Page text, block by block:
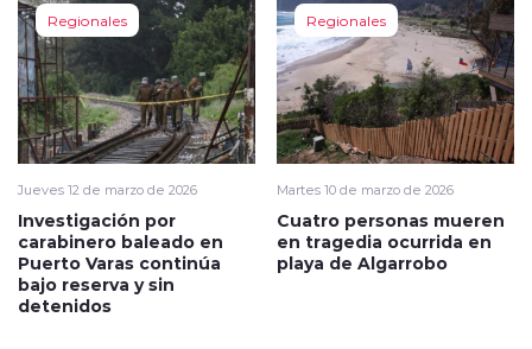
Regionales
Jueves 12 de marzo de 2026
Investigación por
carabinero baleado en
Puerto Varas continúa
bajo reserva y sin
detenidos
Regionales
Martes 10 de marzo de 2026
Cuatro personas mueren
en tragedia ocurrida en
playa de Algarrobo